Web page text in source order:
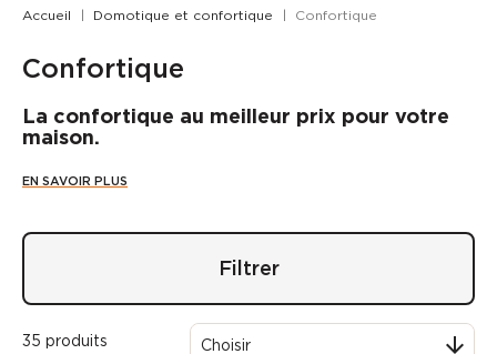
Accueil Domotique et confortique Confortique
Confortique
La confortique au meilleur prix pour votre
maison.
EN SAVOIR PLUS
Filtrer
35 produits Choisir 